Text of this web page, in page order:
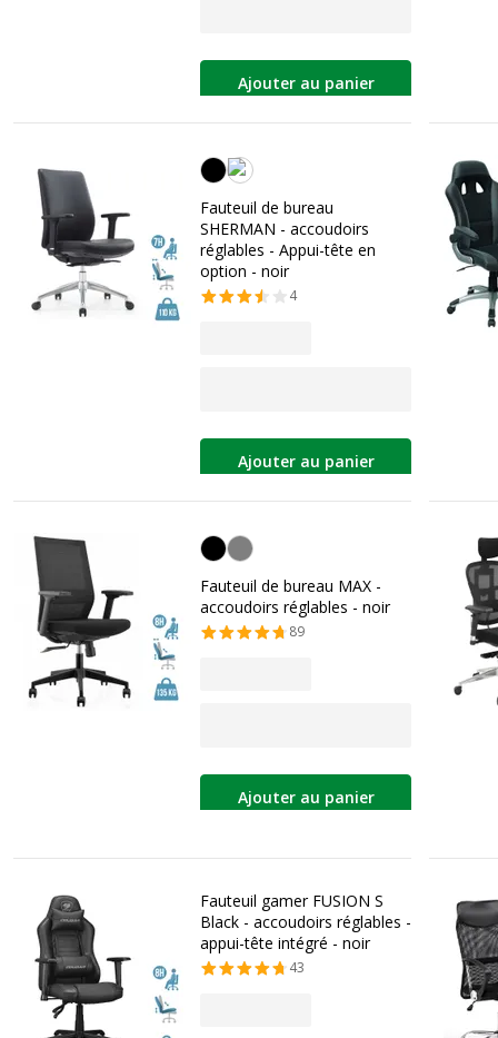
Ajouter au panier
Noir
Fauteuil de bureau
SHERMAN - accoudoirs
réglables - Appui-tête en
option - noir
4
Ajouter au panier
Noir
Fauteuil de bureau MAX -
accoudoirs réglables - noir
89
Ajouter au panier
Fauteuil gamer FUSION S
Black - accoudoirs réglables -
appui-tête intégré - noir
43